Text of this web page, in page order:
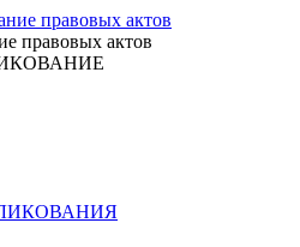
правовых актов